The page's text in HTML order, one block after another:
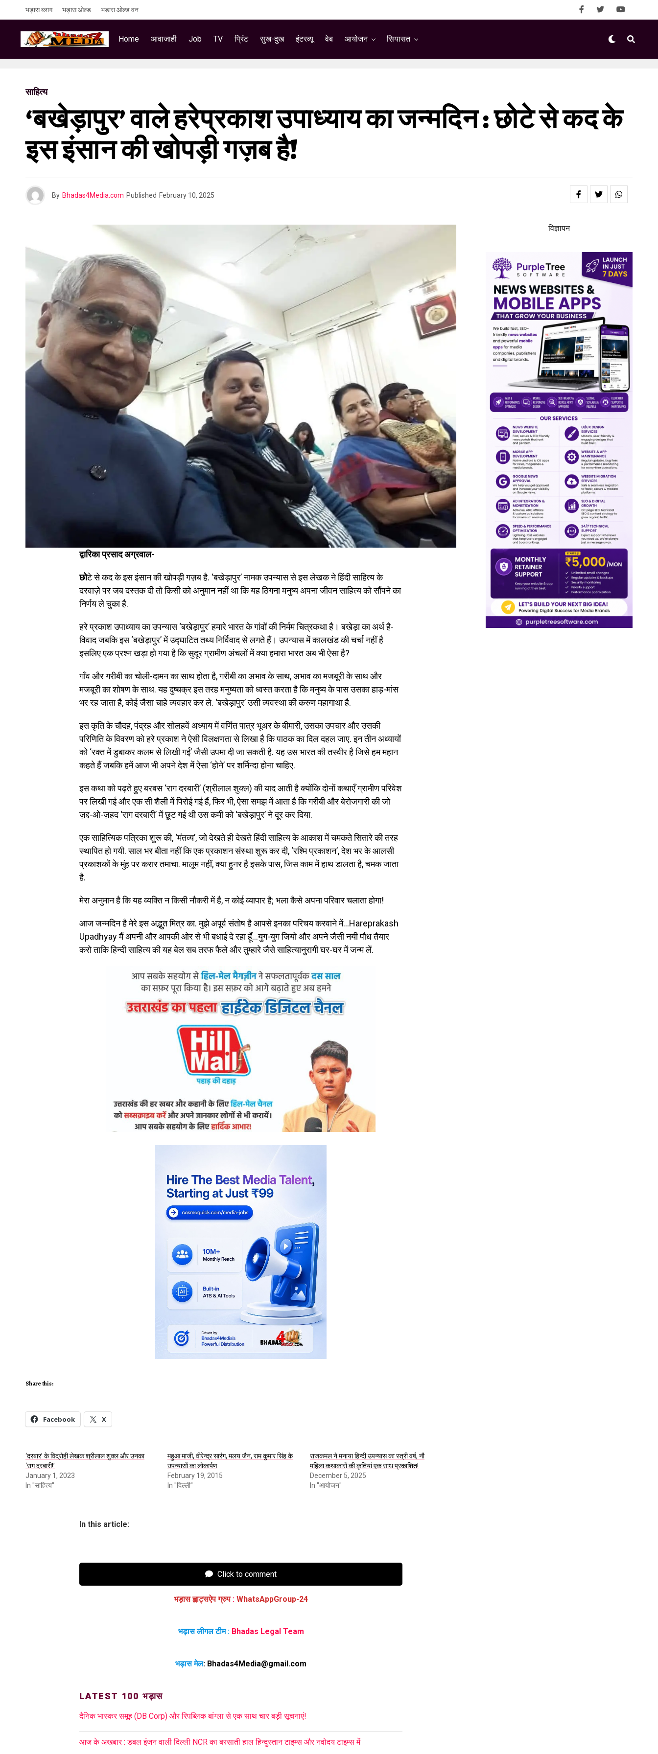
भड़ास ब्लाग भड़ास ओल्ड भड़ास ओल्ड वन
Home आवाजाही Job TV प्रिंट सुख-दुख इंटरव्यू वेब आयोजन सियासत
साहित्य
‘बखेड़ापुर’ वाले हरेप्रकाश उपाध्याय का जन्मदिन : छोटे से कद के
इस इंसान की खोपड़ी गज़ब है!
By Bhadas4Media.com Published February 10, 2025
द्वारिका प्रसाद अग्रवाल-
छोटे से कद के इस इंसान की खोपड़ी गज़ब है. ‘बखेड़ापुर’ नामक उपन्यास से इस लेखक ने हिंदी साहित्य के
दरवाज़े पर जब दस्तक दी तो किसी को अनुमान नहीं था कि यह ठिगना मनुष्य अपना जीवन साहित्य को सौंपने का
निर्णय ले चुका है.
हरे प्रकाश उपाध्याय का उपन्यास ‘बखेड़ापुर’ हमारे भारत के गांवों की निर्मम चित्रकथा है। बखेड़ा का अर्थ है-
विवाद जबकि इस ‘बखेड़ापुर’ में उद्घाटित तथ्य निर्विवाद से लगते हैं। उपन्यास में कालखंड की चर्चा नहीं है
इसलिए एक प्रश्न खड़ा हो गया है कि सुदूर ग्रामीण अंचलों में क्या हमारा भारत अब भी ऐसा है?
गाँव और गरीबी का चोली-दामन का साथ होता है, गरीबी का अभाव के साथ, अभाव का मजबूरी के साथ और
मजबूरी का शोषण के साथ. यह दुष्चक्र इस तरह मनुष्यता को ध्वस्त करता है कि मनुष्य के पास उसका हाड़-मांस
भर रह जाता है, कोई जैसा चाहे व्यवहार कर ले. ‘बखेड़ापुर’ उसी व्यवस्था की करुण महागाथा है.
इस कृति के चौदह, पंद्रह और सोलहवें अध्याय में वर्णित पात्र भूअर के बीमारी, उसका उपचार और उसकी
परिणिति के विवरण को हरे प्रकाश ने ऐसी विलक्षणता से लिखा है कि पाठक का दिल दहल जाए. इन तीन अध्यायों
को ‘रक्त में डुबाकर कलम से लिखी गई’ जैसी उपमा दी जा सकती है. यह उस भारत की तस्वीर है जिसे हम महान
कहते हैं जबकि हमें आज भी अपने देश में ऐसा ‘होने’ पर शर्मिन्दा होना चाहिए.
इस कथा को पढ़ते हुए बरबस ‘राग दरबारी’ (श्रीलाल शुक्ल) की याद आती है क्योंकि दोनों कथाएँ ग्रामीण परिवेश
पर लिखी गई और एक सी शैली में पिरोई गई हैं, फिर भी, ऐसा समझ में आता है कि गरीबी और बेरोजगारी की जो
ज़द्द-ओ-ज़हद ‘राग दरबारी’ में छूट गई थी उस कमी को ‘बखेड़ापुर’ ने दूर कर दिया.
एक साहित्यिक पत्रिका शुरू की, ‘मंतव्य’, जो देखते ही देखते हिंदी साहित्य के आकाश में चमकते सितारे की तरह
स्थापित हो गयी. साल भर बीता नहीं कि एक प्रकाशन संस्था शुरू कर दी, ‘रश्मि प्रकाशन’, देश भर के आलसी
प्रकाशकों के मुंह पर करार तमाचा. मालूम नहीं, क्या हुनर है इसके पास, जिस काम में हाथ डालता है, चमक जाता
है.
मेरा अनुमान है कि यह व्यक्ति न किसी नौकरी में है, न कोई व्यापार है; भला कैसे अपना परिवार चलाता होगा!
आज जन्मदिन है मेरे इस अद्भुत मित्र का. मुझे अपूर्व संतोष है आपसे इनका परिचय करवाने में…Hareprakash
Upadhyay मैं अपनी और आपकी ओर से भी बधाई दे रहा हूँ…युग-युग जियो और अपने जैसी नयी पौध तैयार
करो ताकि हिन्दी साहित्य की यह बेल सब तरफ फैले और तुम्हारे जैसे साहित्यानुरागी घर-घर में जन्म लें.
Share this:
Facebook X
‘दरबार’ के विद्रोही लेखक श्रीलाल शुक्ल और उनका
‘राग दरबारी!’
January 1, 2023
In "साहित्य"
महुआ माजी, वीरेन्द्र सारंग, मलय जैन, राम कुमार सिंह के
उपन्यासों का लोकार्पण
February 19, 2015
In "दिल्ली"
राजकमल ने मनाया हिन्दी उपन्यास का स्त्री वर्ष, नौ
महिला कथाकारों की कृतियां एक साथ प्रकाशित!
December 5, 2025
In "आयोजन"
In this article:
Click to comment
भड़ास ह्वाट्सऐप ग्रुप : WhatsAppGroup-24
भड़ास लीगल टीम : Bhadas Legal Team
भड़ास मेल: Bhadas4Media@gmail.com
LATEST 100 भड़ास
दैनिक भास्कर समूह (DB Corp) और रिपब्लिक बांग्ला से एक साथ चार बड़ी सूचनाएं!
आज के अखबार : डबल इंजन वाली दिल्ली NCR का बरसाती हाल हिन्दुस्तान टाइम्स और नवोदय टाइम्स में
विज्ञापन